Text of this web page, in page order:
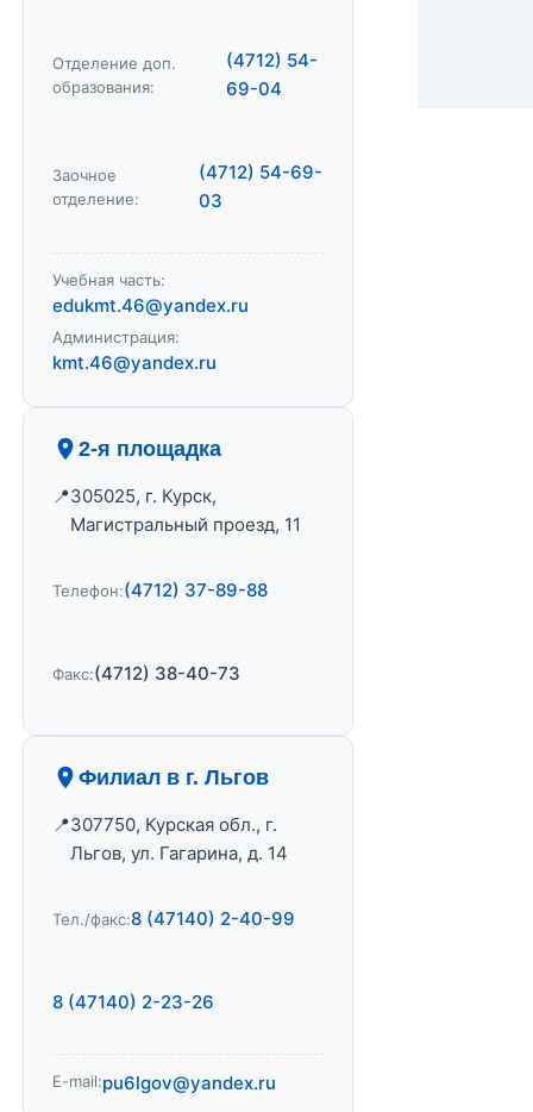
Отделение доп.
образования:
(4712) 54-
69-04
Заочное
отделение:
(4712) 54-69-
03
Учебная часть:
edukmt.46@yandex.ru
Администрация:
kmt.46@yandex.ru
2-я площадка
305025, г. Курск,
Магистральный проезд, 11
Телефон:(4712) 37-89-88
Факс:(4712) 38-40-73
Филиал в г. Льгов
307750, Курская обл., г.
Льгов, ул. Гагарина, д. 14
Тел./факс:8 (47140) 2-40-99
8 (47140) 2-23-26
E-mail:pu6lgov@yandex.ru